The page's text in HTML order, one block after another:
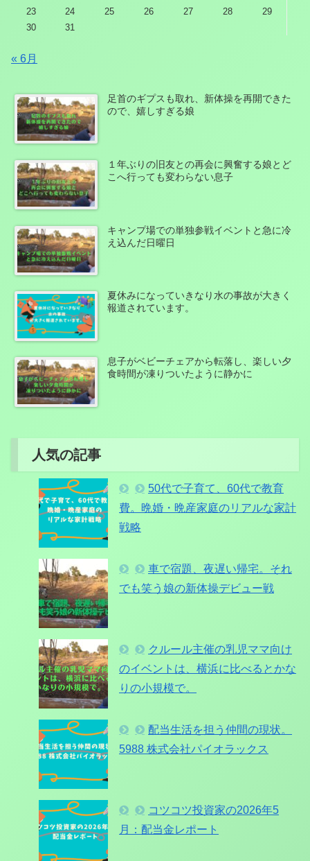
23
24 25 26 27 28
29
30
31
« 6月
足首のギプスも取れ、新体操を再開できた
ので、嬉しすぎる娘
１年ぶりの旧友との再会に興奮する娘とど
こへ行っても変わらない息子
キャンプ場での単独参戦イベントと急に冷
え込んだ日曜日
夏休みになっていきなり水の事故が大きく
報道されています。
息子がベビーチェアから転落し、楽しい夕
食時間が凍りついたように静かに
人気の記事
50代で子育て、60代で教育
費。晩婚・晩産家庭のリアルな家計
戦略
車で宿題、夜遅い帰宅。それ
でも笑う娘の新体操デビュー戦
クルール主催の乳児ママ向け
のイベントは、横浜に比べるとかな
りの小規模で。
配当生活を担う仲間の現状。
5988 株式会社パイオラックス
コツコツ投資家の2026年5
月：配当金レポート